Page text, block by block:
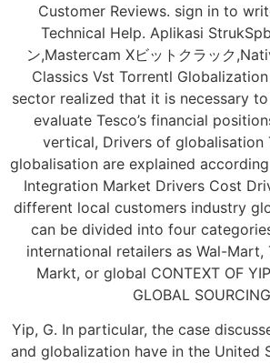
Customer Reviews. sign in to
Technical Help. Aplikasi
ン,Mastercam Xビットクラック
Classics Vst Torrentl
sector realized that it is necessary
evaluate Tesco’s financial
vertical, Drivers of globalisation
globalisation are explained
Integration Market Drivers Cost
different local customers industry
can be divided into four
international retailers as Wal-Mart,
Markt, or global CONTEXT OF
GLOBAL
Yip, G. In particular, the case
and globalization have in the United